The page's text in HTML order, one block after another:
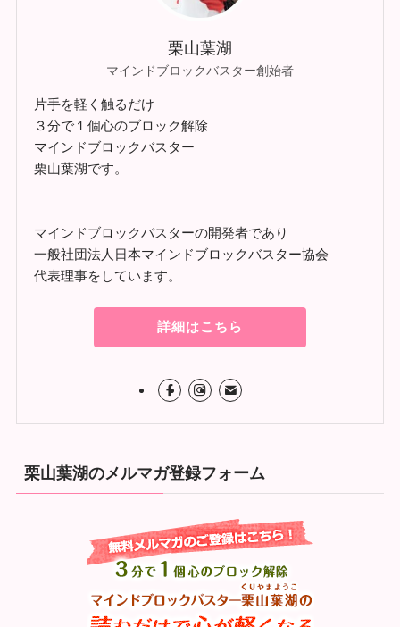
栗山葉湖
マインドブロックバスター創始者
片手を軽く触るだけ
３分で１個心のブロック解除
マインドブロックバスター
栗山葉湖です。
マインドブロックバスターの開発者であり
一般社団法人日本マインドブロックバスター協会
代表理事をしています。
詳細はこちら
栗山葉湖のメルマガ登録フォーム